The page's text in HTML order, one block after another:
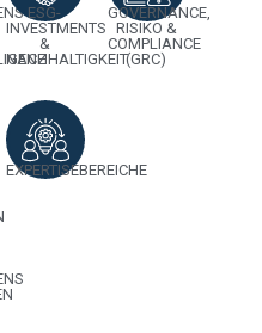
ESG-
INVESTMENTS
&
NACHHALTIGKEIT
GOVERNANCE,
RISIKO &
COMPLIANCE
(GRC)
EXPERTISEBEREICHE